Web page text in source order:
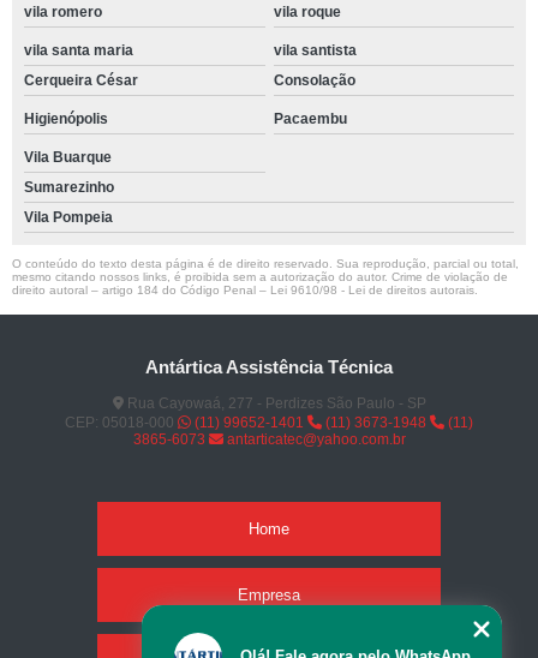
vila romero vila roque
vila santa maria
vila santista
Cerqueira César
Consolação
Higienópolis Pacaembu
Vila Buarque
Sumarezinho
Vila Pompeia
O conteúdo do texto desta página é de direito reservado. Sua reprodução, parcial ou total,
mesmo citando nossos links, é proibida sem a autorização do autor. Crime de violação de
direito autoral – artigo 184 do Código Penal – Lei 9610/98 - Lei de direitos autorais
Antártica Assistência Técnica
Rua Cayowaá, 277 - Perdizes São Paulo - SP
CEP: 05018-000
(11) 99652-1401 (11) 3673-1948
(11)
3865-6073
antarticatec@yahoo.com.br
Home
Empresa